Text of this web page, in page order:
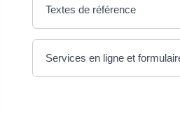
Textes de référence
Services en ligne et